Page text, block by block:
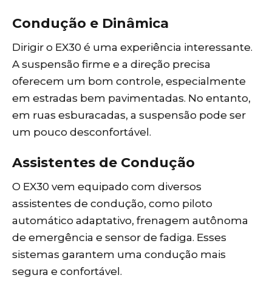
Condução e Dinâmica
Dirigir o EX30 é uma experiência interessante.
A suspensão firme e a direção precisa
oferecem um bom controle, especialmente
em estradas bem pavimentadas. No entanto,
em ruas esburacadas, a suspensão pode ser
um pouco desconfortável.
Assistentes de Condução
O EX30 vem equipado com diversos
assistentes de condução, como piloto
automático adaptativo, frenagem autônoma
de emergência e sensor de fadiga. Esses
sistemas garantem uma condução mais
segura e confortável.